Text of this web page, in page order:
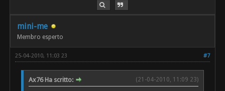
mini-me
Membro esperto
#7
25-04-2010, 11:03 23
(21-04-2010, 11:09 23)
Ax76 Ha scritto: